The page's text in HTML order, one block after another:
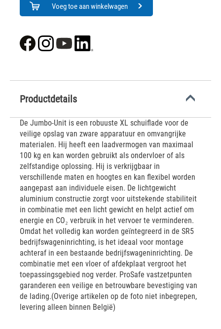
Voeg toe aan winkelwagen
Productdetails
De Jumbo-Unit is een robuuste XL schuiflade voor de
veilige opslag van zware apparatuur en omvangrijke
materialen. Hij heeft een laadvermogen van maximaal
100 kg en kan worden gebruikt als ondervloer of als
zelfstandige oplossing. Hij is verkrijgbaar in
verschillende maten en hoogtes en kan flexibel worden
aangepast aan individuele eisen. De lichtgewicht
aluminium constructie zorgt voor uitstekende stabiliteit
in combinatie met een licht gewicht en helpt actief om
energie en CO₂ verbruik in het vervoer te verminderen.
Omdat het volledig kan worden geïntegreerd in de SR5
bedrijfswageninrichting, is het ideaal voor montage
achteraf in een bestaande bedrijfswageninrichting. De
combinatie met een vloer of afdekplaat vergroot het
toepassingsgebied nog verder. ProSafe vastzetpunten
garanderen een veilige en betrouwbare bevestiging van
de lading.(Overige artikelen op de foto niet inbegrepen,
levering alleen binnen België)